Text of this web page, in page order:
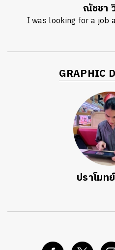
ณัชชา
I was looking for a job
GRAPHIC
ปราโมท